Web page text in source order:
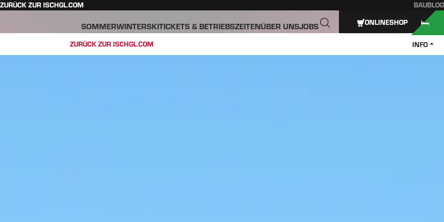
ZURÜCK ZUR ISCHGL.COM BAUBLOG
SOMMERWINTERSKITICKETS & BETRIEBSZEITENÜBER UNSJOBS
ZURÜCK ZUR ISCHGL.COM INFO
ONLINESHOP